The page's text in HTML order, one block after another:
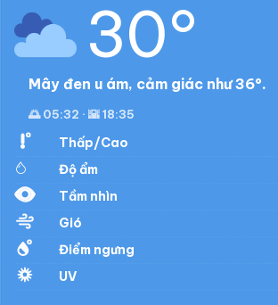
30°
Mây đen u ám, cảm giác như 36°.
🌅 05:32 · 🌇 18:35
Thấp/Cao
Độ ẩm
Tầm nhìn
Gió
Điểm ngưng
UV